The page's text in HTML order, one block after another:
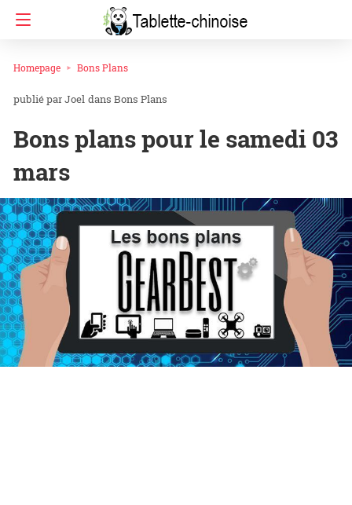
Homepage Bons Plans
Joel dans Bons Plans
Bons plans pour le samedi 03
mars